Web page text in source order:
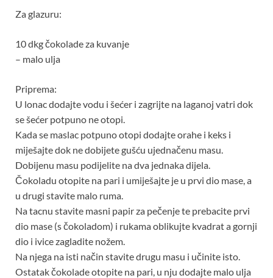
Za glazuru:
10 dkg čokolade za kuvanje
– malo ulja
Priprema:
U lonac dodajte vodu i šećer i zagrijte na laganoj vatri dok
se šećer potpuno ne otopi.
Kada se maslac potpuno otopi dodajte orahe i keks i
miješajte dok ne dobijete gušću ujednačenu masu.
Dobijenu masu podijelite na dva jednaka dijela.
Čokoladu otopite na pari i umiješajte je u prvi dio mase, a
u drugi stavite malo ruma.
Na tacnu stavite masni papir za pečenje te prebacite prvi
dio mase (s čokoladom) i rukama oblikujte kvadrat a gornji
dio i ivice zagladite nožem.
Na njega na isti način stavite drugu masu i učinite isto.
Ostatak čokolade otopite na pari, u nju dodajte malo ulja